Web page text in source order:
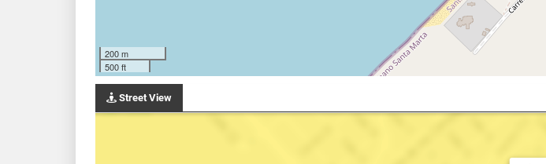
200 m
500 ft
Street View